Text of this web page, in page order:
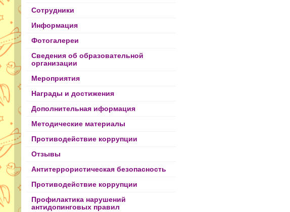
Сотрудники
Информация
Фотогалереи
Сведения об образовательной
организации
Мероприятия
Награды и достижения
Дополнительная иформация
Методические материалы
Противодействие коррупции
Отзывы
Антитеррористическая безопасность
Противодействие коррупции
Профилактика нарушений
антидопинговых правил